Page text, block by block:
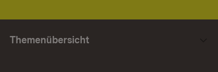
Themenübersicht